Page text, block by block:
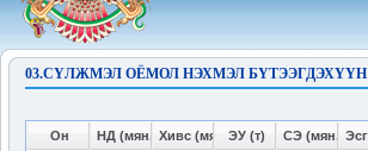
03.СҮЛЖМЭЛ ОЁМОЛ НЭХМЭЛ БҮТЭЭГДЭХҮҮН